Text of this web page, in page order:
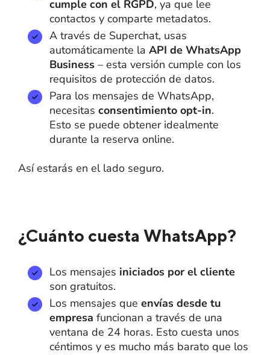
cumple con el RGPD, ya que lee
contactos y comparte metadatos.
A través de Superchat, usas
automáticamente la API de WhatsApp
Business – esta versión cumple con los
requisitos de protección de datos.
Para los mensajes de WhatsApp,
necesitas consentimiento opt-in.
Esto se puede obtener idealmente
durante la reserva online.
Así estarás en el lado seguro.
¿Cuánto cuesta WhatsApp?
Los mensajes iniciados por el cliente
son gratuitos.
Los mensajes que envías desde tu
empresa funcionan a través de una
ventana de 24 horas. Esto cuesta unos
céntimos y es mucho más barato que los